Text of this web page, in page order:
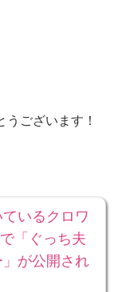
ございます！
いるクロワ
「ぐっち夫
が公開され